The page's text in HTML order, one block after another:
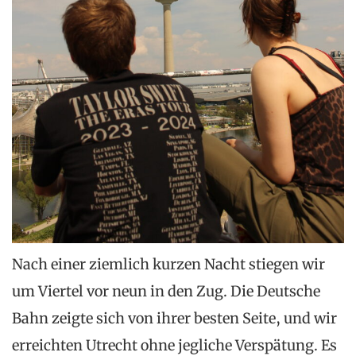
Nach einer ziemlich kurzen Nacht stiegen wir
um Viertel vor neun in den Zug. Die Deutsche
Bahn zeigte sich von ihrer besten Seite, und wir
erreichten Utrecht ohne jegliche Verspätung. Es